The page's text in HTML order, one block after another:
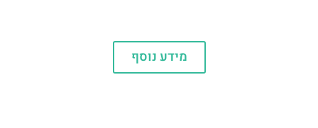
מידע נוסף